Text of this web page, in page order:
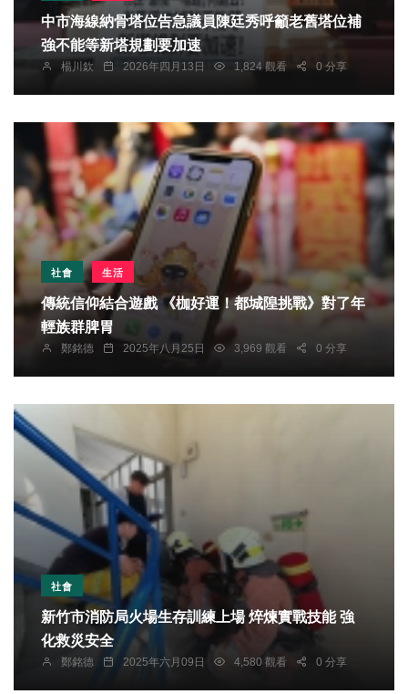
中市海線納骨塔位告急議員陳廷秀呼籲老舊塔位補
強不能等新塔規劃要加速
楊川欽 2026年四月13日 1,824 觀看 0 分享
社會 生活
傳統信仰結合遊戲 《枷好運！都城隍挑戰》對了年
輕族群脾胃
鄭銘德 2025年八月25日 3,969 觀看 0 分享
社會
新竹市消防局火場生存訓練上場 焠煉實戰技能 強
化救災安全
鄭銘德 2025年六月09日 4,580 觀看 0 分享